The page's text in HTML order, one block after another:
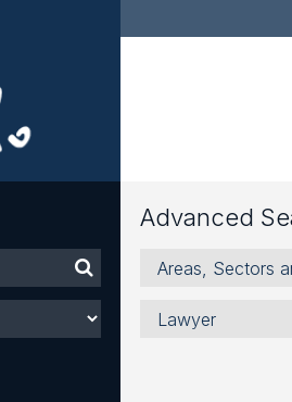
Advanced
Areas,
Sectors
Services
Lawyer